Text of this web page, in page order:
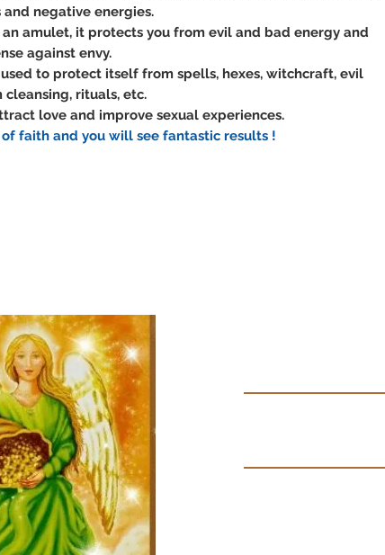
negative energies.
amulet, it protects you from evil and bad energy and
against envy.
to protect itself from spells, hexes, witchcraft, evil
cleansing, rituals, etc.
love and improve sexual experiences.
faith and you will see fantastic results !